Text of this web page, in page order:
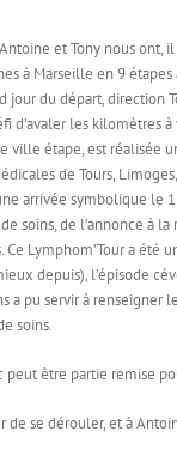
et Tony nous ont,
à Marseille en 9
du départ, direction
d’avaler les
étape, est réalisée
de Tours,
arrivée symbolique
de l’annonce à
Lymphom’Tour a
depuis), l’épisode
pu servir à renseigner
soins.
peut être partie remise
se dérouler, et à